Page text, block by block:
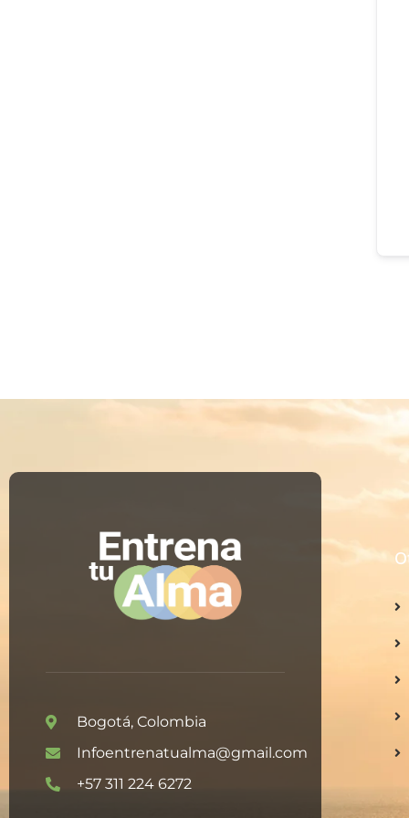
Bogotá, Colombia
Infoentrenatualma@gmail.com
+57 311 224 6272